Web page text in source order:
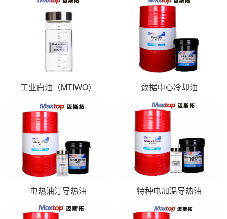
工业白油（MTIWO） 数据中心冷却油
电热油汀导热油 特种电加温导热油